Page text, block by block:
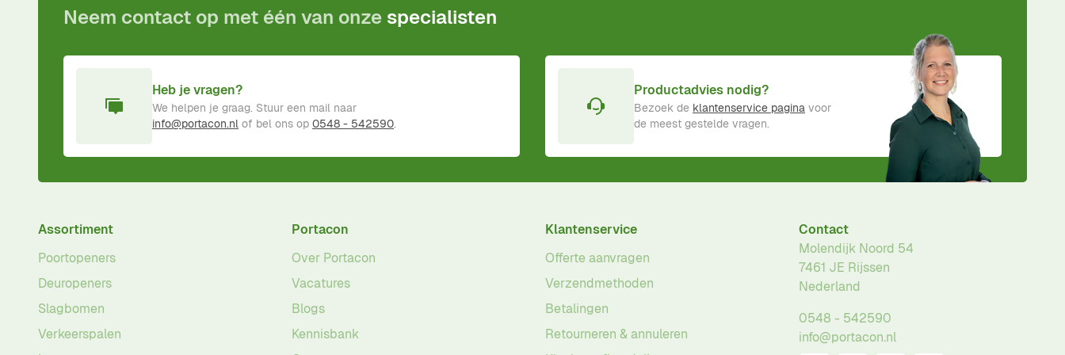
Neem contact op met één van onze specialisten
Heb je vragen?
We helpen je graag. Stuur een mail naar
info@portacon.nl of bel ons op 0548 - 542590.
Productadvies nodig?
Bezoek de klantenservice pagina voor
de meest gestelde vragen.
Assortiment
Poortopeners
Deuropeners
Slagbomen
Verkeerspalen
Portacon
Over Portacon
Vacatures
Blogs
Kennisbank
Klantenservice
Offerte aanvragen
Verzendmethoden
Betalingen
Retourneren & annuleren
Contact
Molendijk Noord 54
7461 JE Rijssen
Nederland
0548 - 542590
info@portacon.nl